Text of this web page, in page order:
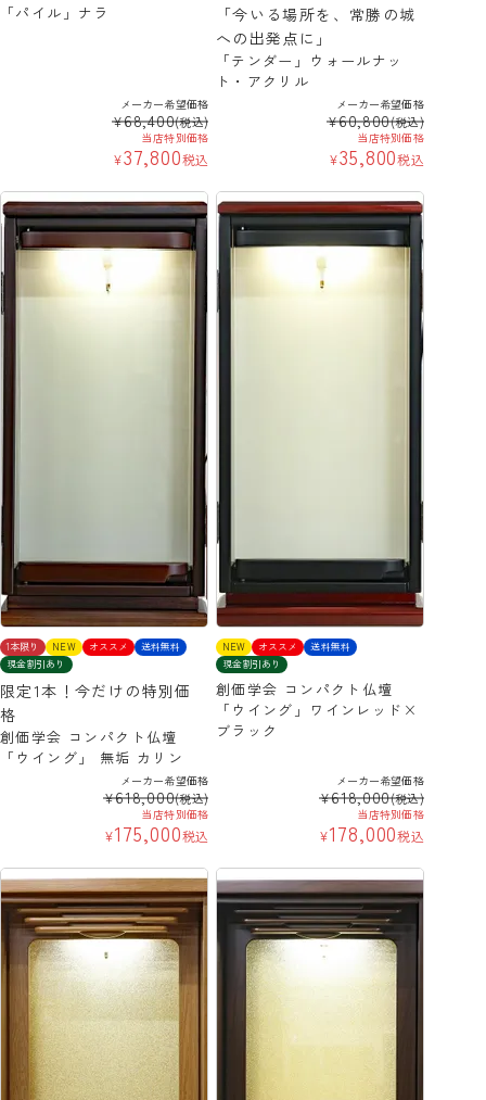
「パイル」ナラ
メーカー希望価格
¥68,400(税込)
当店特別価格
¥37,800税込
「今いる場所を、常勝の城
への出発点に」
「テンダー」ウォールナッ
ト・アクリル
メーカー希望価格
¥60,800(税込)
当店特別価格
¥35,800税込
1本限り NEW オススメ
送料無料
現金割引あり
限定1本！今だけの特別価
格
創価学会 コンパクト仏壇
「ウイング」 無垢 カリン
メーカー希望価格
¥618,000(税込)
当店特別価格
¥175,000税込
NEW オススメ
送料無料
現金割引あり
創価学会 コンパクト仏壇
「ウイング」ワインレッド×
ブラック
メーカー希望価格
¥618,000(税込)
当店特別価格
¥178,000税込